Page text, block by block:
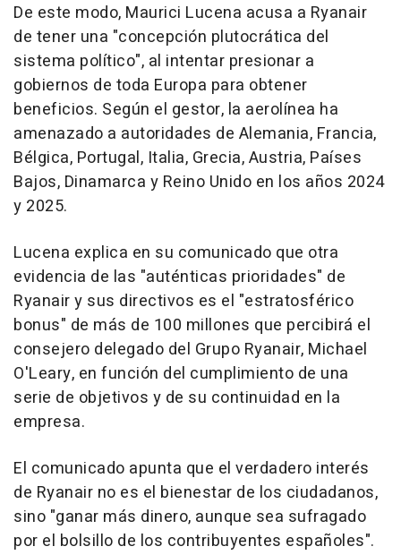
De este modo, Maurici Lucena acusa a Ryanair
de tener una "concepción plutocrática del
sistema político", al intentar presionar a
gobiernos de toda Europa para obtener
beneficios. Según el gestor, la aerolínea ha
amenazado a autoridades de Alemania, Francia,
Bélgica, Portugal, Italia, Grecia, Austria, Países
Bajos, Dinamarca y Reino Unido en los años 2024
y 2025.
Lucena explica en su comunicado que otra
evidencia de las "auténticas prioridades" de
Ryanair y sus directivos es el "estratosférico
bonus" de más de 100 millones que percibirá el
consejero delegado del Grupo Ryanair, Michael
O'Leary, en función del cumplimiento de una
serie de objetivos y de su continuidad en la
empresa.
El comunicado apunta que el verdadero interés
de Ryanair no es el bienestar de los ciudadanos,
sino "ganar más dinero, aunque sea sufragado
por el bolsillo de los contribuyentes españoles".